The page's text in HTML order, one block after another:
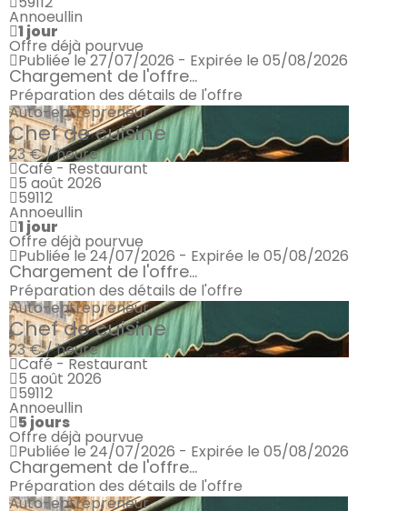
Annoeullin
1 jour
Offre déjà pourvue
Publiée le 27/07/2026 - Expirée le 05/08/2026
Chargement de l'offre...
Préparation des détails de l'offre
Auto-entrepreneur
Chef de cuisine
23 € / heure
Café - Restaurant
5 août 2026
59112
Annoeullin
1 jour
Offre déjà pourvue
Publiée le 24/07/2026 - Expirée le 05/08/2026
Chargement de l'offre...
Préparation des détails de l'offre
Auto-entrepreneur
Chef de cuisine
23 € / heure
Café - Restaurant
5 août 2026
59112
Annoeullin
5 jours
Offre déjà pourvue
Publiée le 24/07/2026 - Expirée le 05/08/2026
Chargement de l'offre...
Préparation des détails de l'offre
Auto-entrepreneur